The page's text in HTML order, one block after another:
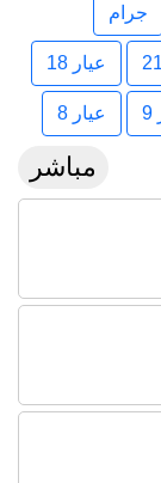
جرام
عيار 18
عيار 8
مباشر